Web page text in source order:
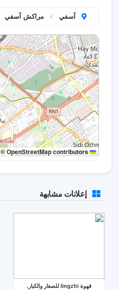
آسفي مراكش آسفي
Leaflet
OpenStreetMap contributors
إعلانات مشابهة
قهوة lingzhi للصغار والكبار.